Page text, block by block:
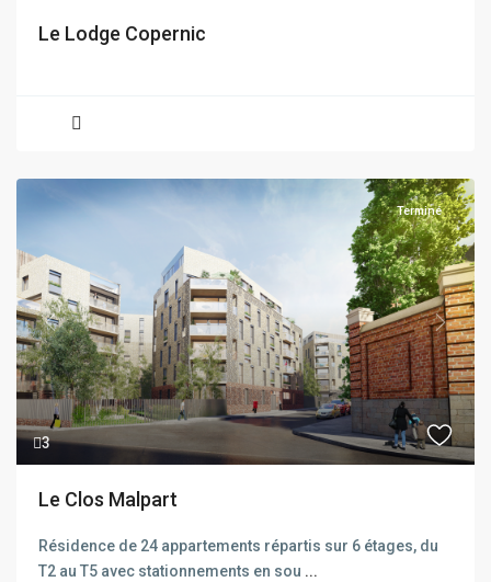
Le Lodge Copernic
3
Previous Next
Terminé
Le Clos Malpart
Résidence de 24 appartements répartis sur 6 étages, du
T2 au T5 avec stationnements en sou ...